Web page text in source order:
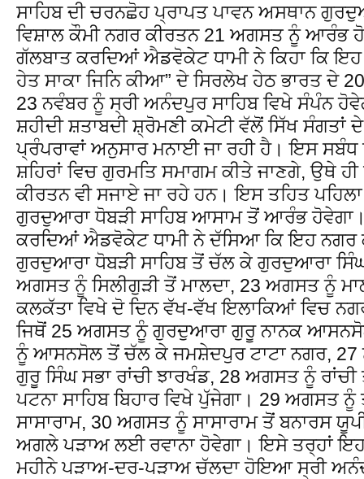
ਸਾਹਿਬ ਦੀ ਚਰਨਛੋਹ ਪ੍ਰਾਪਤ ਪਾਵਨ ਅਸਥਾਨ
ਵਿਸ਼ਾਲ ਕੌਮੀ ਨਗਰ ਕੀਰਤਨ 21 ਅਗਸਤ ਨੂੰ ਆਰੰਭ
ਗੱਲਬਾਤ ਕਰਦਿਆਂ ਐਡਵੋਕੇਟ ਧਾਮੀ ਨੇ ਕਿਹਾ ਕਿ ਇਹ
ਹੇਤ ਸਾਕਾ ਜਿਨਿ ਕੀਆ” ਦੇ ਸਿਰਲੇਖ ਹੇਠ ਭਾਰਤ ਦੇ
23 ਨਵੰਬਰ ਨੂੰ ਸ੍ਰੀ ਅਨੰਦਪੁਰ ਸਾਹਿਬ ਵਿਖੇ ਸੰਪੰਨ
ਸ਼ਹੀਦੀ ਸ਼ਤਾਬਦੀ ਸ਼੍ਰੋਮਣੀ ਕਮੇਟੀ ਵੱਲੋਂ ਸਿੱਖ ਸੰਗਤਾਂ
ਪ੍ਰੰਪਰਾਵਾਂ ਅਨੁਸਾਰ ਮਨਾਈ ਜਾ ਰਹੀ ਹੈ। ਇਸ
ਸ਼ਹਿਰਾਂ ਵਿਚ ਗੁਰਮਤਿ ਸਮਾਗਮ ਕੀਤੇ ਜਾਣਗੇ, ਉਥੇ
ਕੀਰਤਨ ਵੀ ਸਜਾਏ ਜਾ ਰਹੇ ਹਨ। ਇਸ ਤਹਿਤ
ਗੁਰਦੁਆਰਾ ਧੋਬੜੀ ਸਾਹਿਬ ਆਸਾਮ ਤੋਂ ਆਰੰਭ
ਕਰਦਿਆਂ ਐਡਵੋਕੇਟ ਧਾਮੀ ਨੇ ਦੱਸਿਆ ਕਿ ਇਹ ਨਗਰ
ਗੁਰਦੁਆਰਾ ਧੋਬੜੀ ਸਾਹਿਬ ਤੋਂ ਚੱਲ ਕੇ ਗੁਰਦੁਆਰਾ
ਅਗਸਤ ਨੂੰ ਸਿਲੀਗੁੜੀ ਤੋਂ ਮਾਲਦਾ, 23 ਅਗਸਤ ਨੂੰ
ਕਲਕੱਤਾ ਵਿਖੇ ਦੋ ਦਿਨ ਵੱਖ-ਵੱਖ ਇਲਾਕਿਆਂ ਵਿਚ
ਜਿਥੋਂ 25 ਅਗਸਤ ਨੂੰ ਗੁਰਦੁਆਰਾ ਗੁਰੂ ਨਾਨਕ
ਨੂੰ ਆਸਨਸੋਲ ਤੋਂ ਚੱਲ ਕੇ ਜਮਸ਼ੇਦਪੁਰ ਟਾਟਾ ਨਗਰ,
ਗੁਰੂ ਸਿੰਘ ਸਭਾ ਰਾਂਚੀ ਝਾਰਖੰਡ, 28 ਅਗਸਤ ਨੂੰ
ਪਟਨਾ ਸਾਹਿਬ ਬਿਹਾਰ ਵਿਖੇ ਪੁੱਜੇਗਾ। 29 ਅਗਸਤ ਨੂੰ
ਸਾਸਾਰਾਮ, 30 ਅਗਸਤ ਨੂੰ ਸਾਸਾਰਾਮ ਤੋਂ ਬਨਾਰਸ
ਅਗਲੇ ਪੜਾਅ ਲਈ ਰਵਾਨਾ ਹੋਵੇਗਾ। ਇਸੇ ਤਰ੍ਹਾਂ
ਮਹੀਨੇ ਪੜਾਅ-ਦਰ-ਪੜਾਅ ਚੱਲਦਾ ਹੋਇਆ ਸ੍ਰੀ